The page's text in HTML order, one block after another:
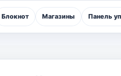
Блокнот Магазины Панель